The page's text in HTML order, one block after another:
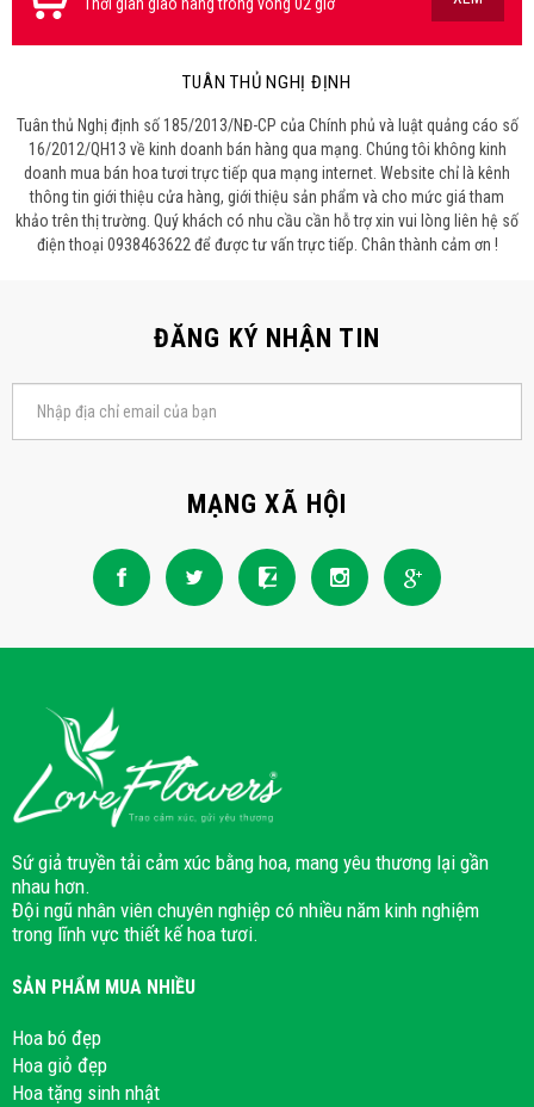
Thời gian giao hàng trong vòng 02 giờ
TUÂN THỦ NGHỊ ĐỊNH
Tuân thủ Nghị định số 185/2013/NĐ-CP của Chính phủ và luật quảng cáo số
16/2012/QH13 về kinh doanh bán hàng qua mạng. Chúng tôi không kinh
doanh mua bán hoa tươi trực tiếp qua mạng internet. Website chỉ là kênh
thông tin giới thiệu cửa hàng, giới thiệu sản phẩm và cho mức giá tham
khảo trên thị trường. Quý khách có nhu cầu cần hỗ trợ xin vui lòng liên hệ số
điện thoại 0938463622 để được tư vấn trực tiếp. Chân thành cảm ơn !
ĐĂNG KÝ NHẬN TIN
MẠNG XÃ HỘI
Sứ giả truyền tải cảm xúc bằng hoa, mang yêu thương lại gần
nhau hơn.
Đội ngũ nhân viên chuyên nghiệp có nhiều năm kinh nghiệm
trong lĩnh vực thiết kế hoa tươi.
SẢN PHẨM MUA NHIỀU
Hoa bó đẹp
Hoa giỏ đẹp
Hoa tặng sinh nhật